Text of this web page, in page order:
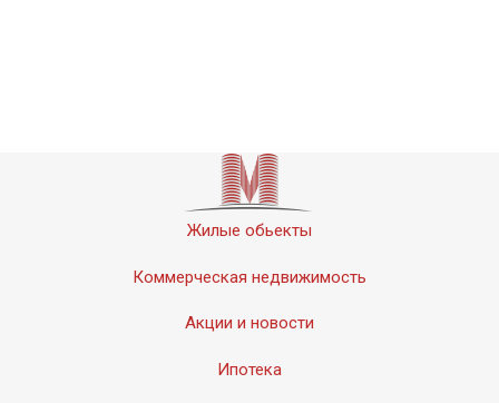
Жилые обьекты
Коммерческая недвижимость
Акции и новости
Ипотека